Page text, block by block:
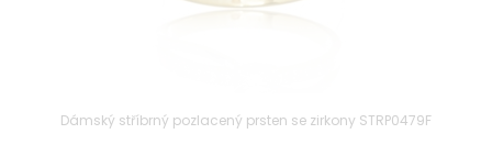
Dámský stříbrný pozlacený prsten se zirkony STRP0479F